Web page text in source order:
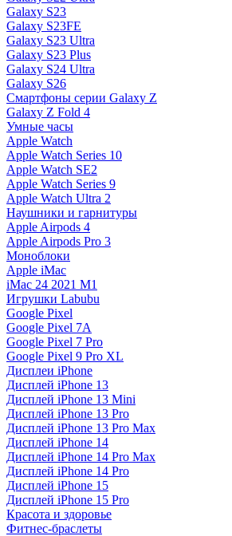
Galaxy S23
Galaxy S23FE
Galaxy S23 Ultra
Galaxy S23 Plus
Galaxy S24 Ultra
Galaxy S26
Смартфоны серии Galaxy Z
Galaxy Z Fold 4
Умные часы
Apple Watch
Apple Watch Series 10
Apple Watch SE2
Apple Watch Series 9
Apple Watch Ultra 2
Наушники и гарнитуры
Apple Airpods 4
Apple Airpods Pro 3
Моноблоки
Apple iMac
iMac 24 2021 M1
Игрушки Labubu
Google Pixel
Google Pixel 7А
Google Pixel 7 Pro
Google Pixel 9 Pro XL
Дисплеи iPhone
Дисплей iPhone 13
Дисплей iPhone 13 Mini
Дисплей iPhone 13 Pro
Дисплей iPhone 13 Pro Max
Дисплей iPhone 14
Дисплей iPhone 14 Pro Max
Дисплей iPhone 14 Pro
Дисплей iPhone 15
Дисплей iPhone 15 Pro
Красота и здоровье
Фитнес-браслеты